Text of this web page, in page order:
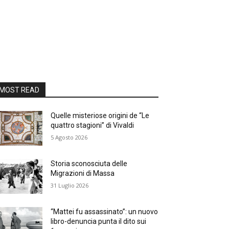
READ
Quelle misteriose origini de “Le
quattro stagioni” di Vivaldi
5 Agosto 2026
Storia sconosciuta delle
Migrazioni di Massa
31 Luglio 2026
“Mattei fu assassinato”: un nuovo
libro-denuncia punta il dito sui